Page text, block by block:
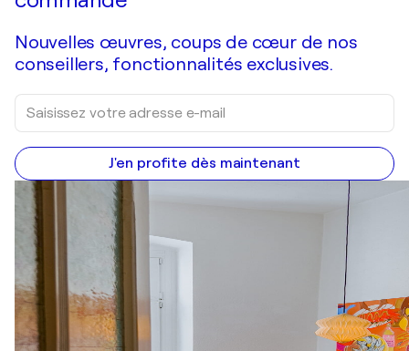
Nouvelles œuvres, coups de cœur de nos
conseillers, fonctionnalités exclusives.
J'en profite dès maintenant